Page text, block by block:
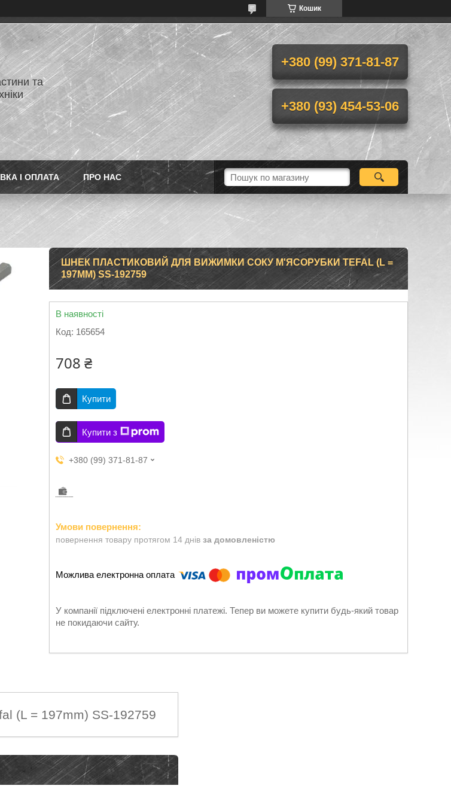
Кошик
та
+380 (99) 371-81-87
+380 (93) 454-53-06
І ОПЛАТА ПРО НАС
ШНЕК ПЛАСТИКОВИЙ ДЛЯ ВИЖИМКИ СОКУ М'ЯСОРУБКИ TEFAL (L =
197MM) SS-192759
В наявності
Код: 165654
708 ₴
Купити
Купити з
+380 (99) 371-81-87
повернення товару протягом 14 днів за домовленістю
У компанії підключені електронні платежі. Тепер ви можете купити будь-який товар
не покидаючи сайту.
(L = 197mm) SS-192759